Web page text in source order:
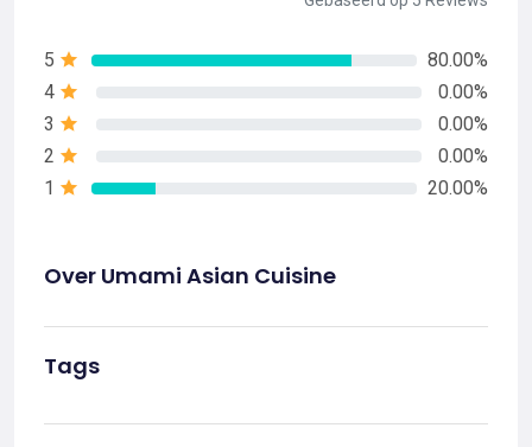
5
80.00%
4
0.00%
3
0.00%
2
0.00%
1
20.00%
Over Umami Asian Cuisine
Tags